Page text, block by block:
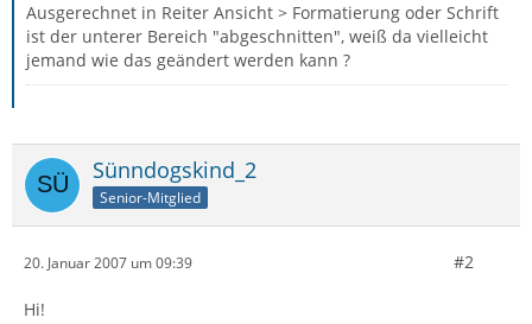
Ausgerechnet in Reiter Ansicht > Formatierung oder Schrift
ist der unterer Bereich "abgeschnitten", weiß da vielleicht
jemand wie das geändert werden kann ?
Sünndogskind_2
Senior-Mitglied
20. Januar 2007 um 09:39 #2
Hi!